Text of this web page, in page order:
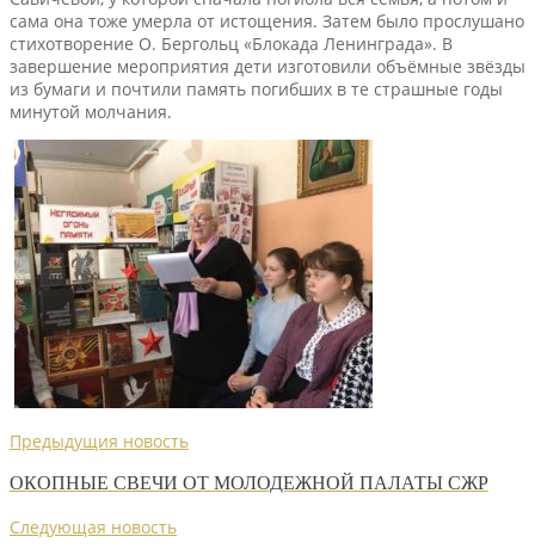
сама она тоже умерла от истощения. Затем было прослушано
стихотворение О. Бергольц «Блокада Ленинграда». В
завершение мероприятия дети изготовили объёмные звёзды
из бумаги и почтили память погибших в те страшные годы
минутой молчания.
Предыдущия новость
ОКОПНЫЕ СВЕЧИ ОТ МОЛОДЕЖНОЙ ПАЛАТЫ СЖР
Следующая новость